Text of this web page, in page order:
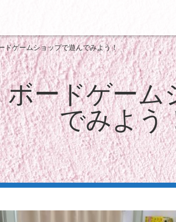
ドゲームショップで遊んでみよう！
ードゲーム
でみよう